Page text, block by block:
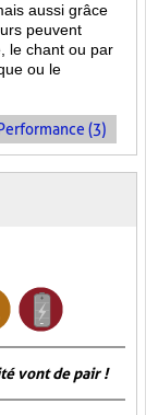
aussi grâce
peuvent
le chant ou par
ou le
Performance (3)
vont de pair !